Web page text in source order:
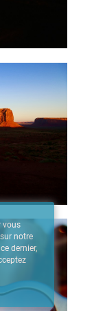
vous
notre
dernier,